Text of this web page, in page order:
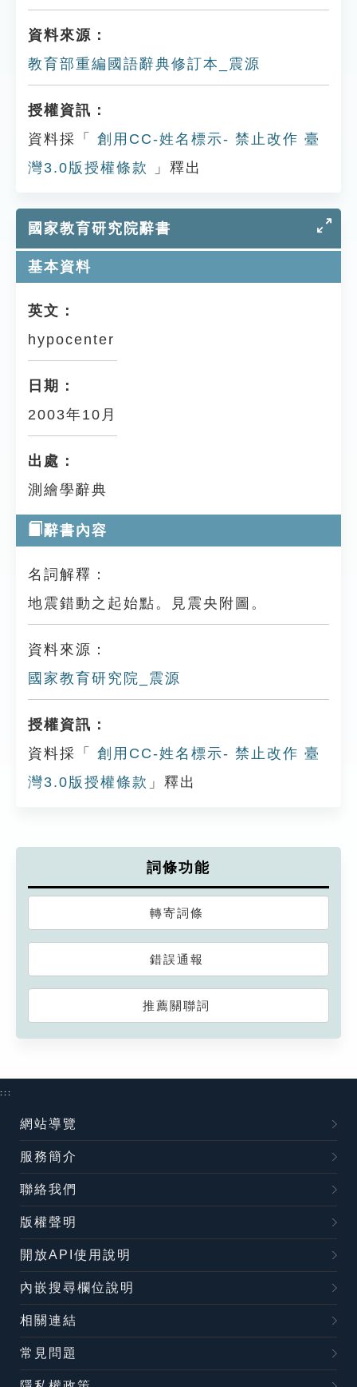
資料來源：
教育部重編國語辭典修訂本_震源
授權資訊：
資料採「
創用CC-姓名標示- 禁止改作 臺
灣3.0版授權條款
」釋出
國家教育研究院辭書
基本資料
英文：
hypocenter
日期：
2003年10月
出處：
測繪學辭典
辭書內容
名詞解釋：
地震錯動之起始點。見震央附圖。
資料來源：
國家教育研究院_震源
授權資訊：
資料採「
創用CC-姓名標示- 禁止改作 臺
灣3.0版授權條款 」釋出
詞條功能
轉寄詞條
錯誤通報
推薦關聯詞
:::
網站導覽
服務簡介
聯絡我們
版權聲明
開放API使用說明
內嵌搜尋欄位說明
相關連結
常見問題